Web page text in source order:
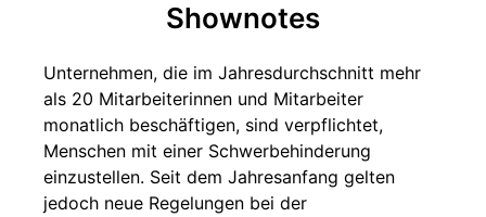
Shownotes
Unternehmen, die im Jahresdurchschnitt mehr
als 20 Mitarbeiterinnen und Mitarbeiter
monatlich beschäftigen, sind verpflichtet,
Menschen mit einer Schwerbehinderung
einzustellen. Seit dem Jahresanfang gelten
jedoch neue Regelungen bei der